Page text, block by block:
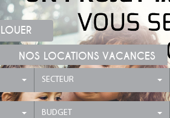
LOUER
NOS LOCATIONS VACANCES
SECTEUR
BUDGET